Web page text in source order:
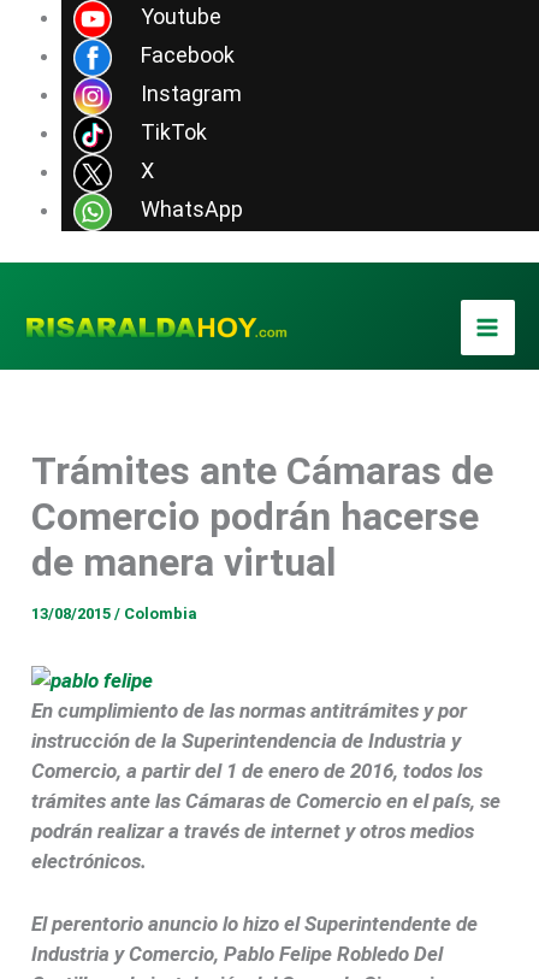
Youtube
Facebook
Instagram
TikTok
X
WhatsApp
contenido
Trámites ante Cámaras de
Comercio podrán hacerse
de manera virtual
13/08/2015/ Colombia
En cumplimiento de las normas antitrámites y por
instrucción de la Superintendencia de Industria y
Comercio, a partir del 1 de enero de 2016, todos los
trámites ante las Cámaras de Comercio en el país, se
podrán realizar a través de internet y otros medios
electrónicos.
El perentorio anuncio lo hizo el Superintendente de
Industria y Comercio, Pablo Felipe Robledo Del